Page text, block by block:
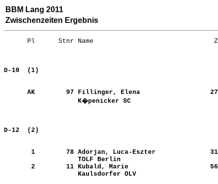
BBM Lang 2011
Zwischenzeiten Ergebnis
Pl      Stnr
D-10
      AK
       97
Fillinger, Elena
K�penicker SC
D-12
       1
       78
Adorjan, Luca-Eszter
TOLF Berlin
       2
       11
Kubald, Marie
Kaulsdorfer OLV